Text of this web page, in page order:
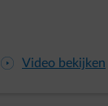
arrow-play-fwd Video bekijken